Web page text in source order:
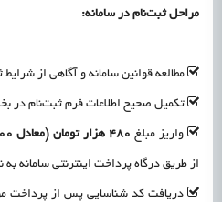
مراحل ثبت‌نام در سامانه:
مطالعه قوانین سامانه و آگاهی از شرایط
تکمیل صحیح اطلاعات فرم ثبت‌نام در
واریز مبلغ 480 هزار تومان (معادل 4,800,000 ریال)
از طریق درگاه پرداخت اینترنتی سامانه به
دریافت کد شناسایی پس از پرداخت